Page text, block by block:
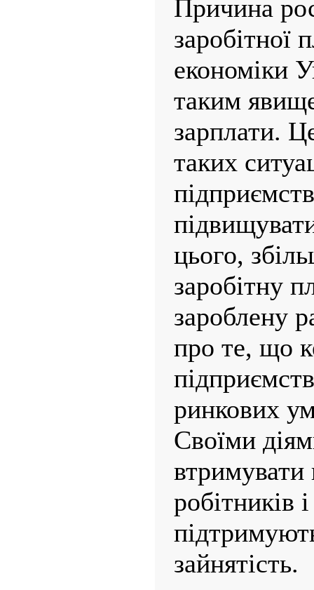
Причина
заробітної
економіки
таким
зарплати.
таких
цього,
заробітну
зароблену
про те, що
ринкових
Своїми
втримувати
робітників
зайнятість.